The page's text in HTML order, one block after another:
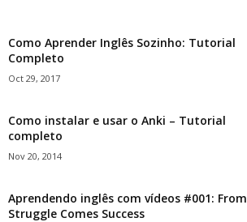
Como Aprender Inglês Sozinho: Tutorial
Completo
Oct 29, 2017
Como instalar e usar o Anki – Tutorial
completo
Nov 20, 2014
Aprendendo inglês com vídeos #001: From
Struggle Comes Success